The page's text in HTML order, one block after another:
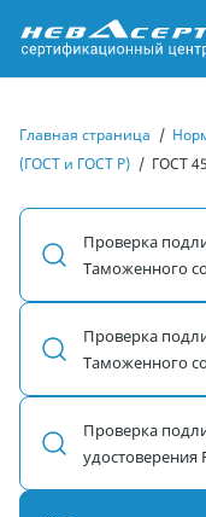
Главная страница /
(ГОСТ и ГОСТ Р) / ГОСТ
Проверка
Таможенного
Проверка
Таможенного
Проверка
удостоверения